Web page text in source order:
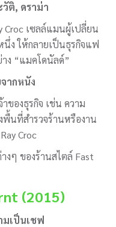
ติ, ดราม่า
Croc เซลล์แมนผู้เปลี่ยน
ง ให้กลายเป็นธุรกิจแฟ
ง “แมคโดนัลด์”
ากหนัง
ของธุรกิจ เช่น ความ
พื้นที่สำรวจร้านหรืองาน
Croc
งๆ ของร้านสไตล์ Fast
(2015)
เป็นเชฟ